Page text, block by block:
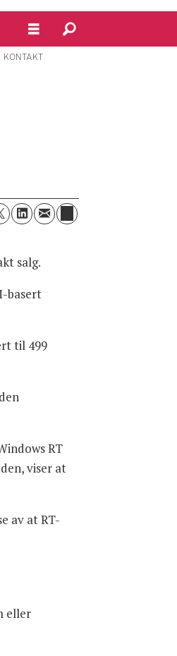
KONTAKT
salg.
basert
til 499
RT
viser at
av at RT-
eller